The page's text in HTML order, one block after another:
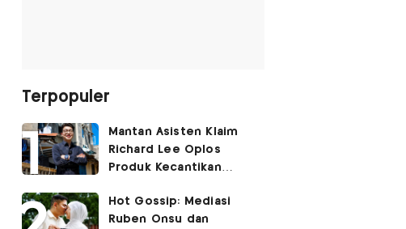
Terpopuler
Mantan Asisten Klaim
Richard Lee Oplos
Produk Kecantikan
ke Ani-Ani
Hot Gossip: Mediasi
Ruben Onsu dan